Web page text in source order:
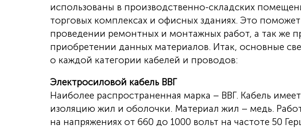
использованы в производственно-складских
торговых комплексах и офисных зданиях. Это
проведении ремонтных и монтажных работ, а так же
приобретении данных материалов. Итак, основные
о каждой категории кабелей и проводов:
Электросиловой кабель ВВГ
Наиболее распространенная марка – ВВГ. Кабель
изоляцию жил и оболочки. Материал жил – медь.
на напряжениях от 660 до 1000 вольт на частоте 50